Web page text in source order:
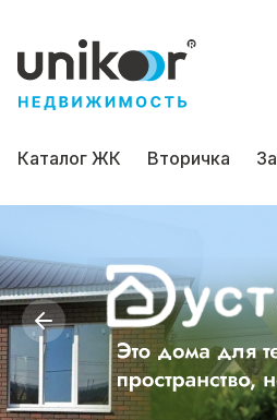
Каталог ЖК Вторичка